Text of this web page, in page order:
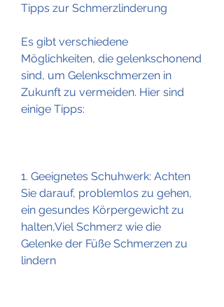
Tipps zur Schmerzlinderung
Es gibt verschiedene
Möglichkeiten, die gelenkschonend
sind, um Gelenkschmerzen in
Zukunft zu vermeiden. Hier sind
einige Tipps:
1. Geeignetes Schuhwerk: Achten
Sie darauf, problemlos zu gehen,
ein gesundes Körpergewicht zu
halten,Viel Schmerz wie die
Gelenke der Füße Schmerzen zu
lindern